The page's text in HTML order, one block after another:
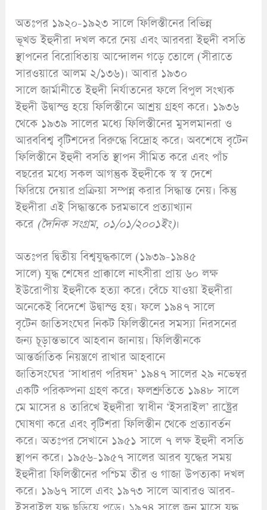
অতঃপর ১৯২০-১৯২৩ সালে ফিলিস্তীনের বিভিন্ন
ভূখন্ড ইহুদীরা দখল করে নেয় এবং আরবরা ইহুদী বসতি
স্থাপনের বিরোধিতায় আন্দোলন গড়ে তোলে (সীরাতে
সারওয়ারে আলম ২/১৩৬)। আবার ১৯৩০
সালে জার্মানীতে ইহুদী নির্যাতনের ফলে বিপুল সংখ্যক
ইহুদী উদ্বাস্ত্ত হয়ে ফিলিস্তীনে আশ্রয় গ্রহণ করে। ১৯৩৬
থেকে ১৯৩৯ সালের মধ্যে ফিলিস্তীনের মুসলমানরা ও
আরববিশ্ব বৃটিশদের বিরুদ্ধে বিদ্রোহ করে। অবশেষে বৃটেন
ফিলিস্তীনে ইহুদী বসতি স্থাপন সীমিত করে এবং পাঁচ
বছরের মধ্যে সকল আগন্তুক ইহুদীকে স্ব স্ব দেশে
ফিরিয়ে দেয়ার প্রক্রিয়া সম্পন্ন করার সিদ্ধান্ত নেয়। কিন্তু
ইহুদীরা এই সিদ্ধান্তকে চরমভাবে প্রত্যাখ্যান
করে (দৈনিকসংগ্রম, ০১/০১/২০০১ইং)।
অতঃপর দ্বিতীয় বিশ্বযুদ্ধকালে (১৯৩৯-১৯৪৫
সালে) যুদ্ধ শেষের প্রাক্কালে নাৎসীরা প্রায় ৬০ লক্ষ
ইউরোপীয় ইহুদীকে হত্যা করে। বেঁচে যাওয়া ইহুদীরা
অনেকেই বিদেশে উদ্বাস্ত্ত হয়। ফলে ১৯৪৭ সালে
বৃটেন জাতিসংঘের নিকট ফিলিস্তীনের সমস্যা নিরসনের
জন্য চূড়ান্তভাবে আহবান জানায়। ফিলিস্তীনকে
আন্তর্জাতিক নিয়ন্ত্রণে রাখার আহবানে
জাতিসংঘের ‘সাধারণ পরিষদ’ ১৯৪৭ সালের ২৯ নভেম্বর
একটি পরিকল্পনা গ্রহণ করে। ফলশ্রুতিতে ১৯৪৮ সালে
মে মাসের ৪ তারিখে ইহুদীরা স্বাধীন ‘ইসরাইল’ রাষ্ট্রের
ঘোষণা করে এবং বৃটিশরা ফিলিস্তীন থেকে প্রত্যাবর্তন
করে। অতঃপর সেখানে ১৯৫১ সালে ৭ লক্ষ ইহুদী বসতি
স্থাপন করে। ১৯৫৬-১৯৫৭ সালের আরব যুদ্ধের সময়
ইহুদীরা ফিলিস্তীনের পশ্চিম তীর ও গাজা উপত্যকা দখল
করে। ১৯৬৭ সালে এবং ১৯৭৩ সালে আবারও আরব-